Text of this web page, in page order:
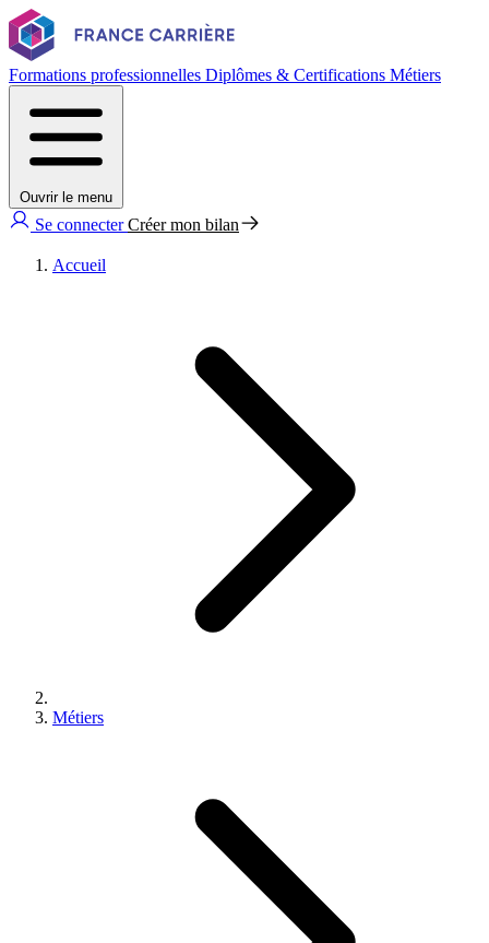
Formations professionnelles Diplômes & Certifications Métiers
Ouvrir le menu
Se connecterCréer mon bilan
Accueil
Métiers